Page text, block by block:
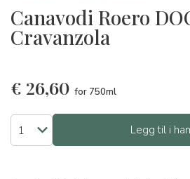
Canavodi Roero
Cravanzola
€ 26,60 for 750ml
Legg til i